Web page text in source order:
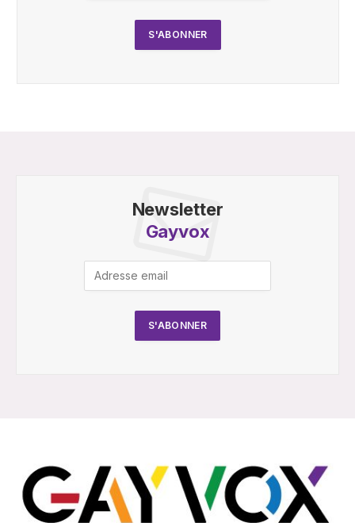
Newsletter
Gayvox